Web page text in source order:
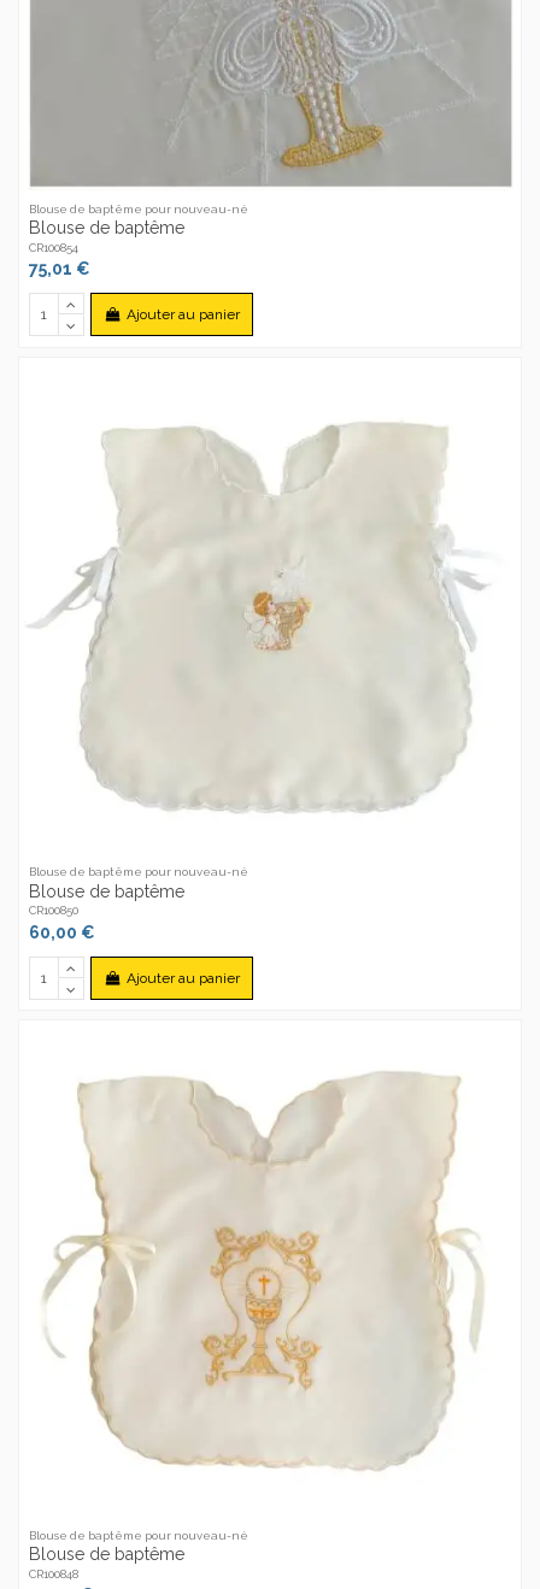
Blouse de baptême pour nouveau-né
Blouse de baptême
CR100854
75,01 €
Ajouter au panier
Blouse de baptême pour nouveau-né
Blouse de baptême
CR100850
60,00 €
Ajouter au panier
Blouse de baptême pour nouveau-né
Blouse de baptême
CR100848